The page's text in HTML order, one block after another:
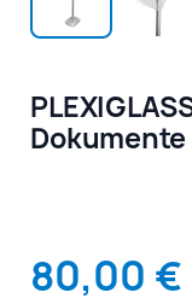
80,00 €